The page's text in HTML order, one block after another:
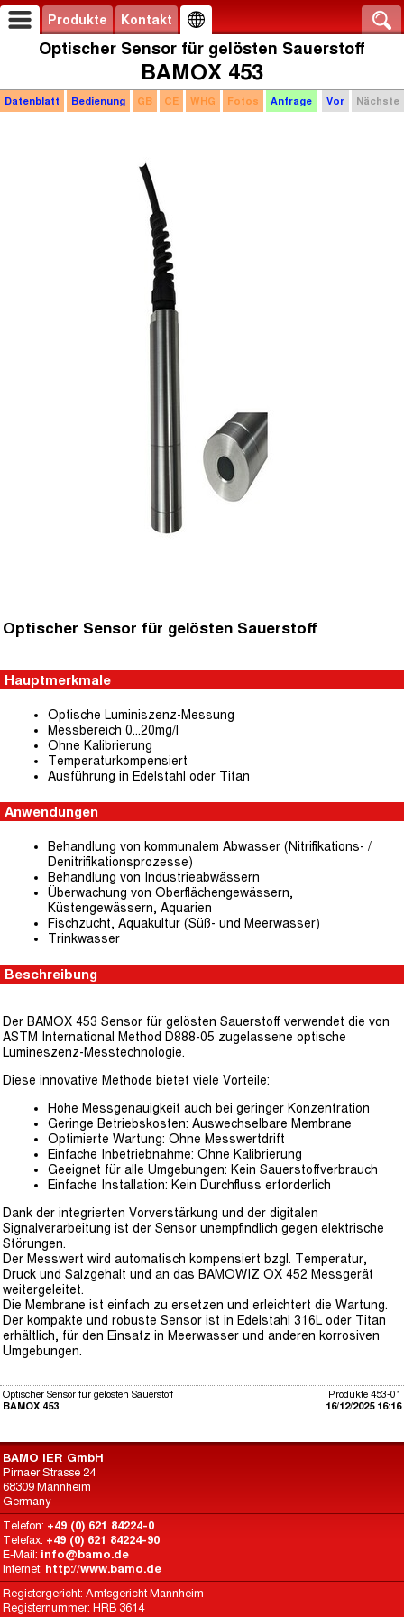
Produkte Kontakt
Optischer Sensor für gelösten Sauerstoff
BAMOX 453
Vor Nächste
Datenblatt Bedienung GB CE WHG Fotos Anfrage
Optischer Sensor für gelösten Sauerstoff
Hauptmerkmale
Optische Luminiszenz-Messung
Messbereich 0…20mg/l
Ohne Kalibrierung
Temperaturkompensiert
Ausführung in Edelstahl oder Titan
Anwendungen
Behandlung von kommunalem Abwasser (Nitrifikations- /
Denitrifikationsprozesse)
Behandlung von Industrieabwässern
Überwachung von Oberflächengewässern,
Küstengewässern, Aquarien
Fischzucht, Aquakultur (Süß- und Meerwasser)
Trinkwasser
Beschreibung
Der BAMOX 453 Sensor für gelösten Sauerstoff verwendet die von
ASTM International Method D888-05 zugelassene optische
Lumineszenz-Messtechnologie.
Diese innovative Methode bietet viele Vorteile:
Hohe Messgenauigkeit auch bei geringer Konzentration
Geringe Betriebskosten: Auswechselbare Membrane
Optimierte Wartung: Ohne Messwertdrift
Einfache Inbetriebnahme: Ohne Kalibrierung
Geeignet für alle Umgebungen: Kein Sauerstoffverbrauch
Einfache Installation: Kein Durchfluss erforderlich
Dank der integrierten Vorverstärkung und der digitalen
Signalverarbeitung ist der Sensor unempfindlich gegen elektrische
Störungen.
Der Messwert wird automatisch kompensiert bzgl. Temperatur,
Druck und Salzgehalt und an das BAMOWIZ OX 452 Messgerät
weitergeleitet.
Die Membrane ist einfach zu ersetzen und erleichtert die Wartung.
Der kompakte und robuste Sensor ist in Edelstahl 316L oder Titan
erhältlich, für den Einsatz in Meerwasser und anderen korrosiven
Umgebungen.
Produkte 453-01
16/12/2025 16:16
Optischer Sensor für gelösten Sauerstoff
BAMOX 453
BAMO IER GmbH
Pirnaer Strasse 24
68309 Mannheim
Germany
Telefon: +49 (0) 621 84224-0
Telefax: +49 (0) 621 84224-90
E-Mail: info@bamo.de
Internet: http://www.bamo.de
Registergericht: Amtsgericht Mannheim
Registernummer: HRB 3614